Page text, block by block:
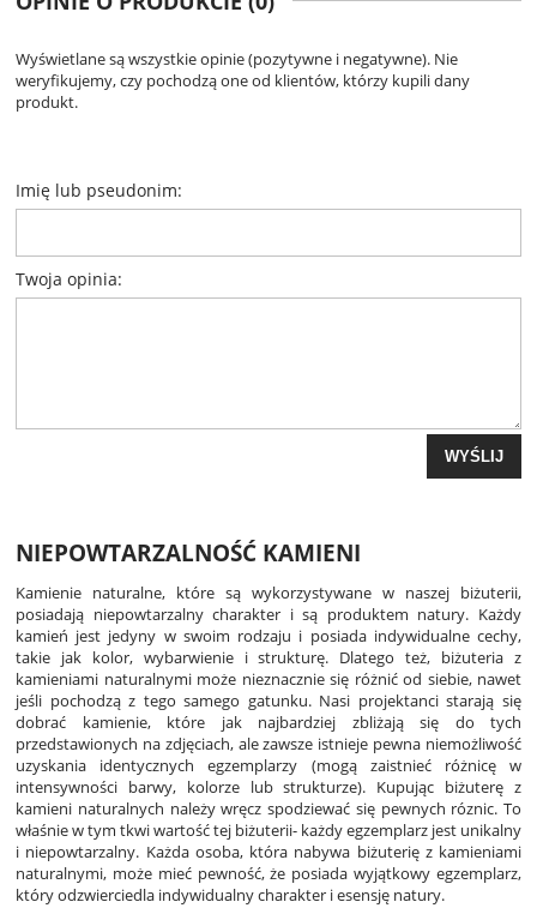
Wyświetlane są wszystkie opinie (pozytywne i negatywne). Nie
weryfikujemy, czy pochodzą one od klientów, którzy kupili dany
produkt.
Imię lub pseudonim:
Twoja opinia:
WYŚLIJ
NIEPOWTARZALNOŚĆ KAMIENI
Kamienie naturalne, które są wykorzystywane w naszej biżuterii,
posiadają niepowtarzalny charakter i są produktem natury. Każdy
kamień jest jedyny w swoim rodzaju i posiada indywidualne cechy,
takie jak kolor, wybarwienie i strukturę. Dlatego też, biżuteria z
kamieniami naturalnymi może nieznacznie się różnić od siebie, nawet
jeśli pochodzą z tego samego gatunku. Nasi projektanci starają się
dobrać kamienie, które jak najbardziej zbliżają się do tych
przedstawionych na zdjęciach, ale zawsze istnieje pewna niemożliwość
uzyskania identycznych egzemplarzy (mogą zaistnieć różnicę w
intensywności barwy, kolorze lub strukturze). Kupując biżuterę z
kamieni naturalnych należy wręcz spodziewać się pewnych róznic. To
właśnie w tym tkwi wartość tej biżuterii- każdy egzemplarz jest unikalny
i niepowtarzalny. Każda osoba, która nabywa biżuterię z kamieniami
naturalnymi, może mieć pewność, że posiada wyjątkowy egzemplarz,
który odzwierciedla indywidualny charakter i esensję natury.